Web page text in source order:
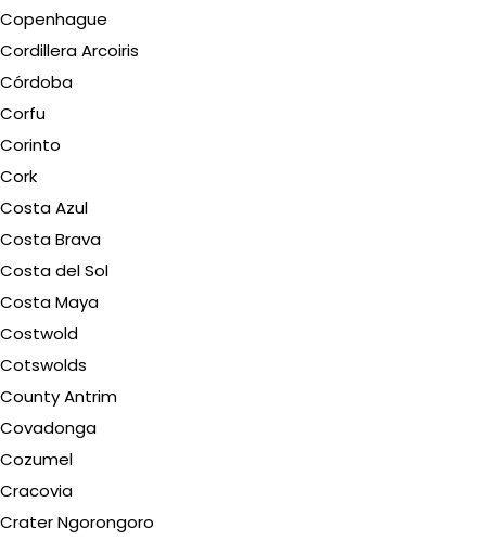
Copenhague
Cordillera Arcoiris
Córdoba
Corfu
Corinto
Cork
Costa Azul
Costa Brava
Costa del Sol
Costa Maya
Costwold
Cotswolds
County Antrim
Covadonga
Cozumel
Cracovia
Crater Ngorongoro